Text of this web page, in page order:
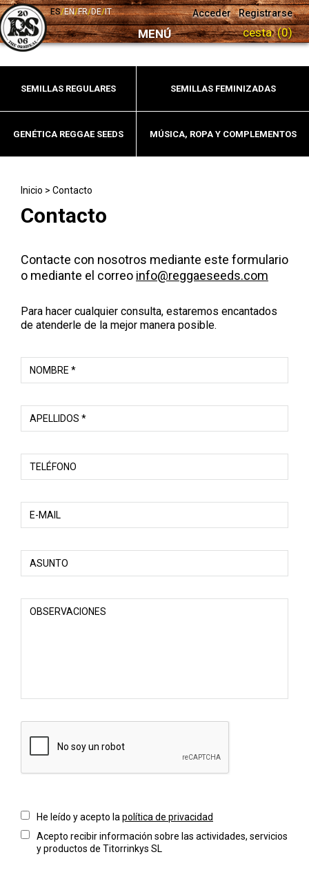
ES/EN/FR/DE/IT Acceder Registrarse
cesta:(0)
MENÚ
SEMILLAS REGULARES SEMILLAS FEMINIZADAS
GENÉTICA REGGAE SEEDS MÚSICA, ROPA Y COMPLEMENTOS
Inicio > Contacto
Contacto
Contacte con nosotros mediante este formulario
o mediante el correo info@reggaeseeds.com
Para hacer cualquier consulta, estaremos encantados
de atenderle de la mejor manera posible.
NOMBRE *
APELLIDOS *
TELÉFONO
E-MAIL
ASUNTO
OBSERVACIONES
He leído y acepto la política de privacidad
Acepto recibir información sobre las actividades, servicios
y productos de Titorrinkys SL